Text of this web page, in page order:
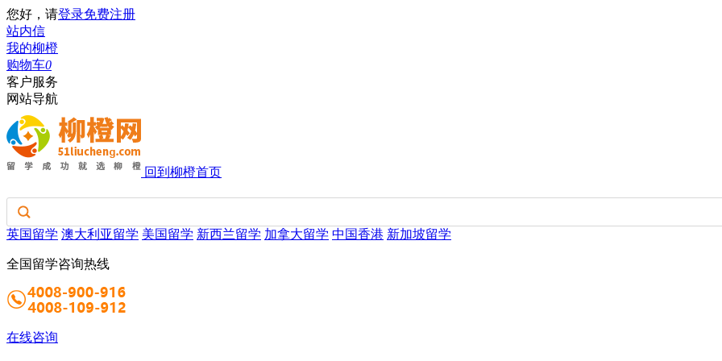
您好，请登录免费注册
站内信
我的柳橙
购物车0
客户服务
网站导航
回到柳橙首页
英国留学 澳大利亚留学 美国留学 新西兰留学 加拿大留学 中国香港 新加坡留学
全国留学咨询热线
在线咨询